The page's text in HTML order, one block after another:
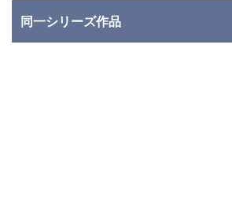
同一シリーズ作品